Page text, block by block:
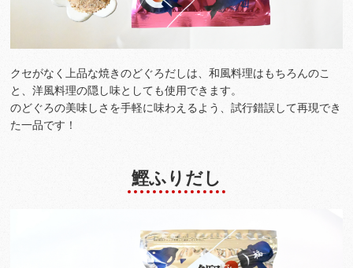
クセがなく上品な焼きのどぐろだしは、和風料理はもちろんのこ
と、洋風料理の隠し味としても使用できます。
のどぐろの美味しさを手軽に味わえるよう、試行錯誤して再現でき
た一品です！
鰹ふりだし